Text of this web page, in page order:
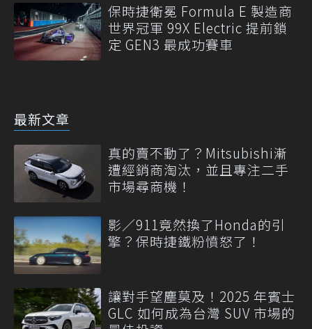
保時捷衛冕 Formula E 製造商
世界冠軍 99X Electric 提前鎖
定 GEN3 最成功賽車
最新文章
真的賣不動了？Mitsubishi漸
遭經銷商淘汰，並且專注二手
市場尋商機！
影／911竟然換了Honda的引
擎？保時捷鐵粉憤怒了！
讓對手望塵莫及！2025 年賓士
GLC 如何成為台灣 SUV 市場的